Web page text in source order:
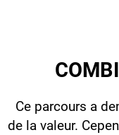
Ce parcours a
de la valeur.